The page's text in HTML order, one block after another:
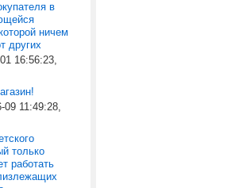
в
ничем
других
16:56:23,
09 11:49:28,
только
работать